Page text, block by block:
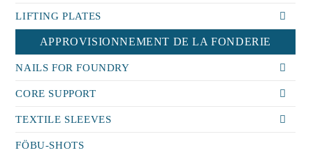
LIFTING PLATES
APPROVISIONNEMENT DE LA FONDERIE
NAILS FOR FOUNDRY
CORE SUPPORT
TEXTILE SLEEVES
FÖBU-SHOTS